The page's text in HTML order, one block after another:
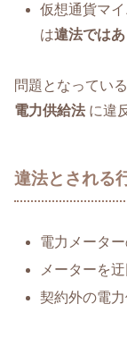
仮想通貨マ
は違法では
問題となっている
電力供給法 に違
違法とされる
電力メータ
メーターを
契約外の電力